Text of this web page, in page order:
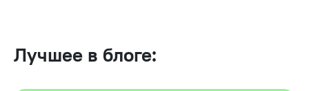
Лучшее в блоге: